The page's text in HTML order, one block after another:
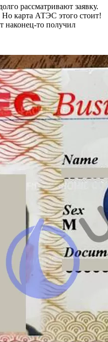
рассматривают заявку.
Но карта АТЭС этого стоит!
наконец-то получил